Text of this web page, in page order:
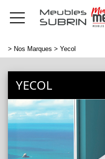
> Nos Marques > Yecol
YECOL